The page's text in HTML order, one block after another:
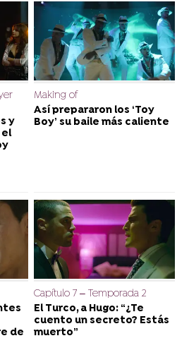
y
el
Making of
Así prepararon los ‘Toy
Boy’ su baile más caliente
de
Capítulo 7 – Temporada 2
El Turco, a Hugo: “¿Te
cuento un secreto? Estás
muerto”